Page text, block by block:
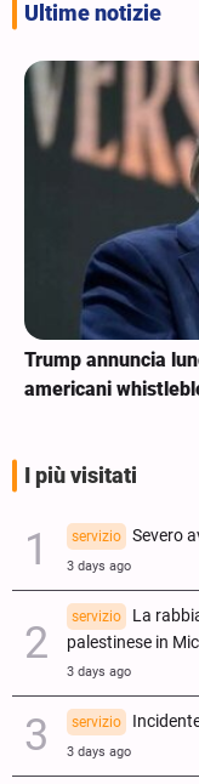
Ultime notizie
Trump annuncia
americani
I più visitati
servizio Severo
3 days ago
servizio
La
palestinese in
3 days ago
servizio
3 days ago